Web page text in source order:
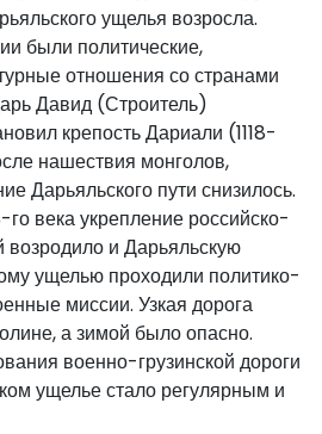
ущелья возросла.
были политические,
отношения со странами
Давид (Строитель)
крепость Дариали (1118-
нашествия монголов,
Дарьяльского пути снизилось.
века укрепление российско-
возродило и Дарьяльскую
ущелью проходили политико-
миссии. Узкая дорога
а зимой было опасно.
военно-грузинской дороги
ущелье стало регулярным и